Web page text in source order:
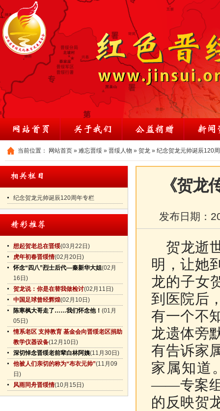
当前位置： 网站首页 » 难忘晋绥 » 晋绥人物 » 贺龙 » 纪念贺龙元帅诞辰120
纪念贺龙元帅诞辰120周年专栏
想起贺老总在晋绥(03月22日)
虎年初春晋绥情(02月20日)
怀念“四八”烈士后代—秦新华大姐(02月
16日)
贺龙说：你是在替我做检讨(02月11日)
中国足球曾经辉煌(02月10日)
陈寒枫大哥走了……我们怀念他！ (01月
05日)
情系老区 支持教育 基金会向晋绥老区捐助
教学仪器设备(12月10日)
深切悼念晋绥老前辈白林阿姨(11月30日)
他被人们亲切的称为“布衣元帅”(11月09
日)
风雨同舟晋绥情(10月15日)
《贺龙
发布日期：
贺龙逝
明，让她
龙的子女
到医院后
有一个不
龙遗体旁
有告诉家
家属知道
——专案组
的反映贺